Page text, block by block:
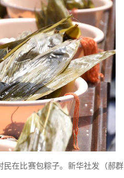
在比赛包粽子。 新华社发（郝群